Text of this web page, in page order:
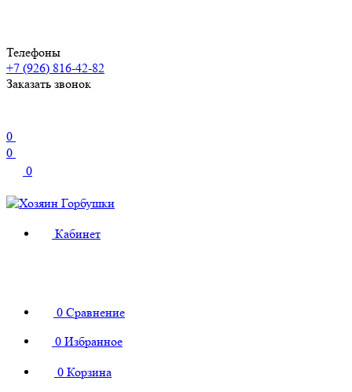
Телефоны
+7 (926) 816-42-82
Заказать звонок
0
0
0
Кабинет
0 Сравнение
0 Избранное
0 Корзина